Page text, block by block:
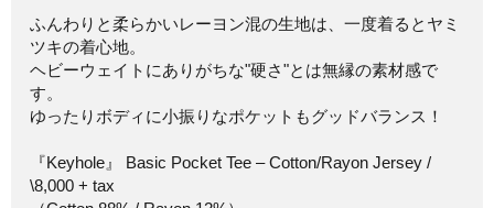
ふんわりと柔らかいレーヨン混の生地は、一度着るとヤミ
ツキの着心地。
ヘビーウェイトにありがちな"硬さ"とは無縁の素材感で
す。
ゆったりボディに小振りなポケットもグッドバランス！
『Keyhole』 Basic Pocket Tee – Cotton/Rayon Jersey /
\8,000 + tax